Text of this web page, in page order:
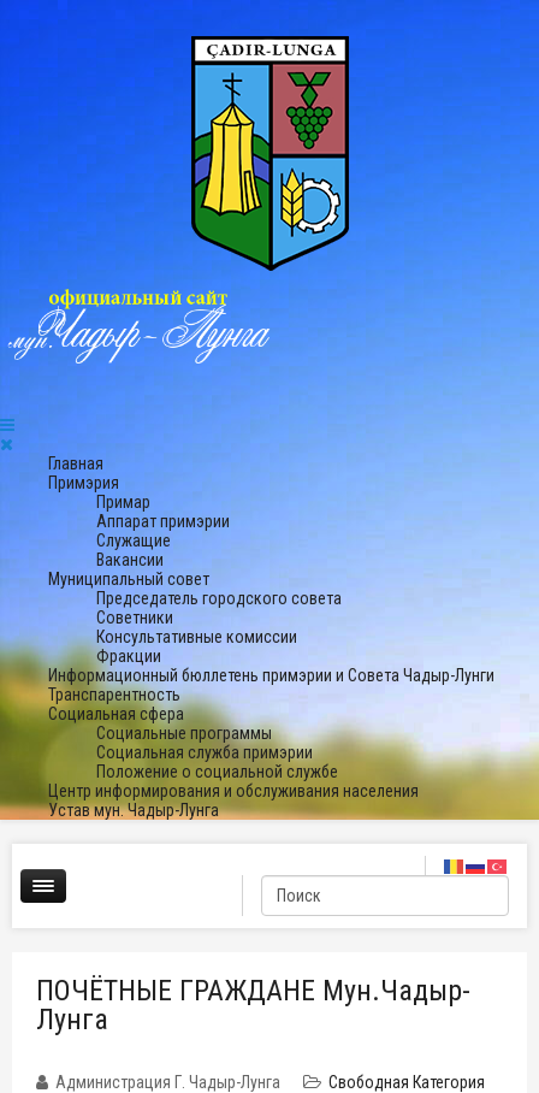
Главная
Примэрия
Примар
Аппарат примэрии
Служащие
Вакансии
Муниципальный совет
Председатель городского совета
Советники
Консультативные комиссии
Фракции
Информационный бюллетень примэрии и Совета Чадыр-Лунги
Транспарентность
Социальная сфера
Социальные программы
Социальная служба примэрии
Положение о социальной службе
Центр информирования и обслуживания населения
Устав мун. Чадыр-Лунга
ПОЧЁТНЫЕ ГРАЖДАНЕ Мун.Чадыр-
Лунга
Администрация Г. Чадыр-Лунга Свободная Категория